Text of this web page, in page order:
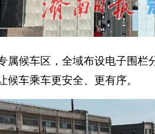
候车区，全域布设电子围栏
车乘车更安全、更有序。